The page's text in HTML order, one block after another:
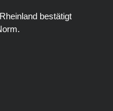
bestätigt